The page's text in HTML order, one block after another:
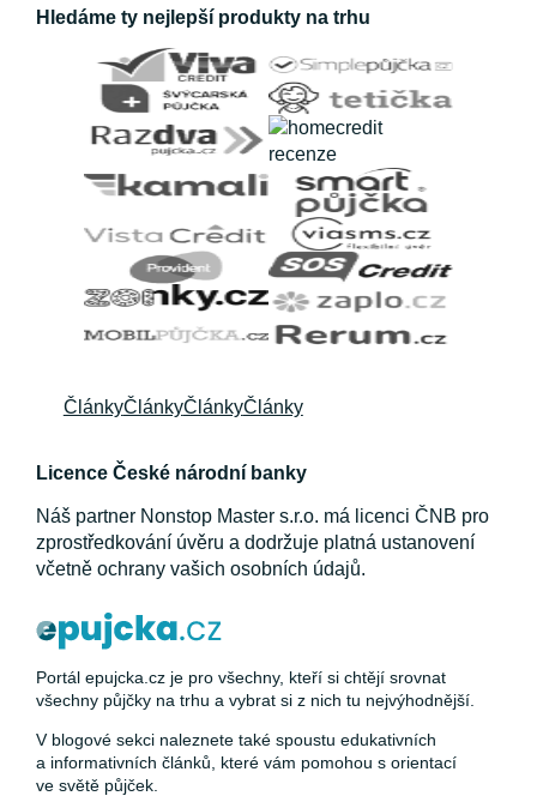
Hledáme ty nejlepší produkty na trhu
ČlánkyČlánkyČlánkyČlánky
Licence České národní banky
Náš partner Nonstop Master s.r.o. má licenci ČNB pro
zprostředkování úvěru a dodržuje platná ustanovení
včetně ochrany vašich osobních údajů.
Portál epujcka.cz je pro všechny, kteří si chtějí srovnat
všechny půjčky na trhu a vybrat si z nich tu nejvýhodnější.
V blogové sekci naleznete také spoustu edukativních
a informativních článků, které vám pomohou s orientací
ve světě půjček.